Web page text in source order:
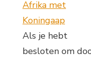
Afrika met
Koningaap
Als je hebt
besloten om